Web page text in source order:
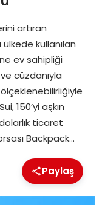
artıran
kullanılan
ev sahipliği
cüzdanıyla
150’yi aşkın
ticaret
Backpack…
Paylaş